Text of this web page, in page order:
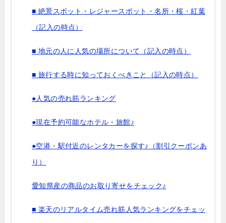
■ 絶景スポット・レジャースポット・名所・桜・紅葉
（記入の時点）
■ 地元の人に人気の場所について（記入の時点）
■ 旅行する時に知っておくべきこと（記入の時点）
●人気の売れ筋ランキング
●現在予約可能なホテル・旅館♪
●空港・駅付近のレンタカーを探す♪（割引クーポンあ
り）
愛知県産の商品のお取り寄せをチェック♪
■ 楽天のリアルタイム売れ筋人気ランキングをチェッ